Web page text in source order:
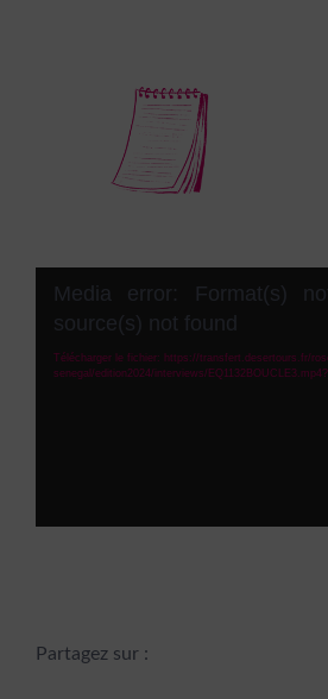
vidéoMedia error: Format(s)
source(s) not found
Télécharger le fichier: https://transfert.desertours.fr/
senegal/edition2024/interviews/
Partagez sur :